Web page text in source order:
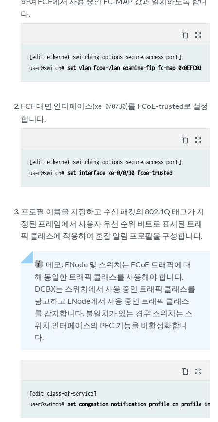
set class-of-service schedulers pfc-sched buffer-size percent 25
set class-of-service schedulers default-sched buffer-size percent 17
set class-of-service scheduler-maps pfc-map forwarding-class fcoe
set class-of-service scheduler-maps pfc-map forwarding-class
set class-of-service scheduler-maps pfc-map forwarding-class
set class-of-service scheduler-maps pfc-map forwarding-class
set interfaces xe-0/0/3 mtu 2500
set interfaces xe-0/0/30 mtu 2500
다.
content_copy zoom_out_map
[edit ethernet-switching-options secure-access-port]
user@switch# set vlan fcoe-vlan examine-fip fc-map 0x0EFC03
FCF 대면 인터페이스(xe-0/0/30)를 FCoE-trusted로 설정
합니다.
content_copy zoom_out_map
[edit ethernet-switching-options secure-access-port]
user@switch# set interface xe-0/0/30 fcoe-trusted
프로필 이름을 지정하고 수신 패킷의 802.1Q 태그가 지
정된 프레임에서 사용자 우선 순위 비트로 표시된 트래
픽 클래스에 적용하여 혼잡 알림 프로필을 구성합니다.
메모: ENode 및 스위치는 FCoE 트래픽에 대
해 동일한 트래픽 클래스를 사용해야 합니다.
DCBX는 스위치에서 사용 중인 트래픽 클래스를
광고하고 ENode에서 사용 중인 트래픽 클래스
를 감지합니다. 불일치가 있는 경우 스위치는 스
위치 인터페이스의 PFC 기능을 비활성화합니
다.
content_copy zoom_out_map
[edit class-of-service]
user@switch# set congestion-notification-profile cn-profile input